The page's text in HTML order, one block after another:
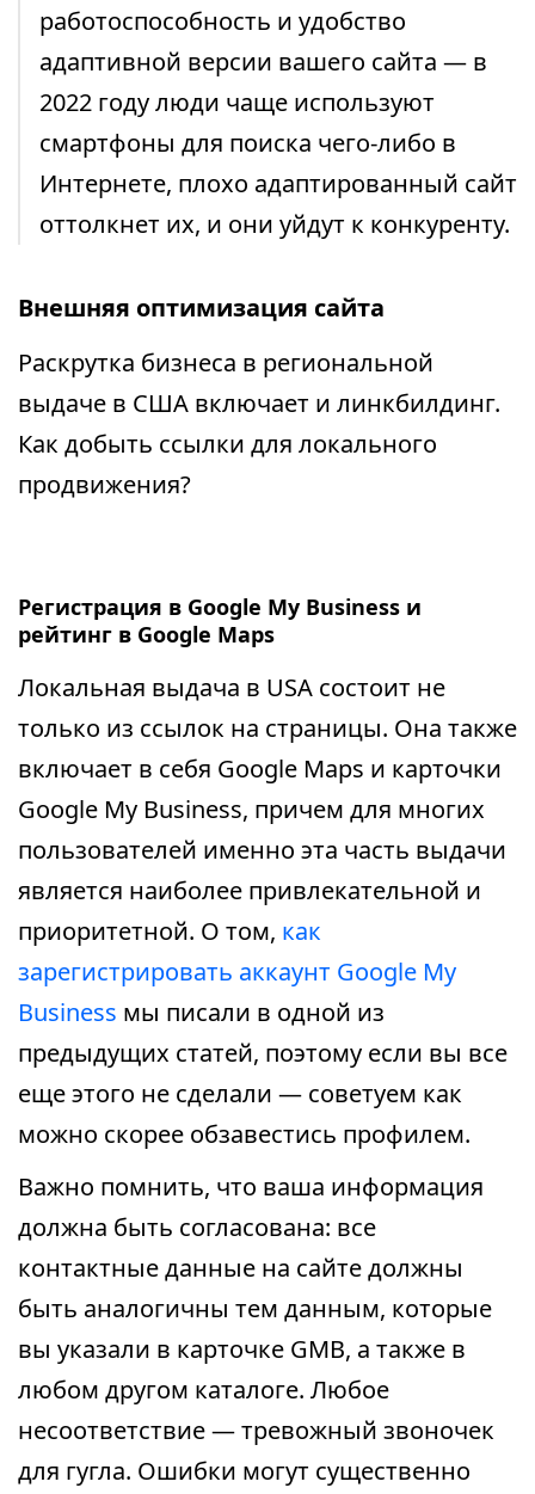
работоспособность и удобство
адаптивной версии вашего сайта — в
2022 году люди чаще используют
смартфоны для поиска чего-либо в
Интернете, плохо адаптированный сайт
оттолкнет их, и они уйдут к конкуренту.
Внешняя оптимизация сайта
Раскрутка бизнеса в региональной
выдаче в США включает и линкбилдинг.
Как добыть ссылки для локального
продвижения?
Регистрация в Google My Business и
рейтинг в Google Maps
Локальная выдача в USA состоит не
только из ссылок на страницы. Она также
включает в себя Google Maps и карточки
Google My Business, причем для многих
пользователей именно эта часть выдачи
является наиболее привлекательной и
приоритетной. О том, как
зарегистрировать аккаунт Google My
Business мы писали в одной из
предыдущих статей, поэтому если вы все
еще этого не сделали — советуем как
можно скорее обзавестись профилем.
Важно помнить, что ваша информация
должна быть согласована: все
контактные данные на сайте должны
быть аналогичны тем данным, которые
вы указали в карточке GMB, а также в
любом другом каталоге. Любое
несоответствие — тревожный звоночек
для гугла. Ошибки могут существенно